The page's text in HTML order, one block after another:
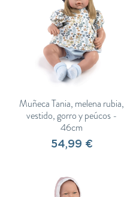
Muñeca Tania, melena rubia,
vestido, gorro y peúcos -
46cm
54,99 €